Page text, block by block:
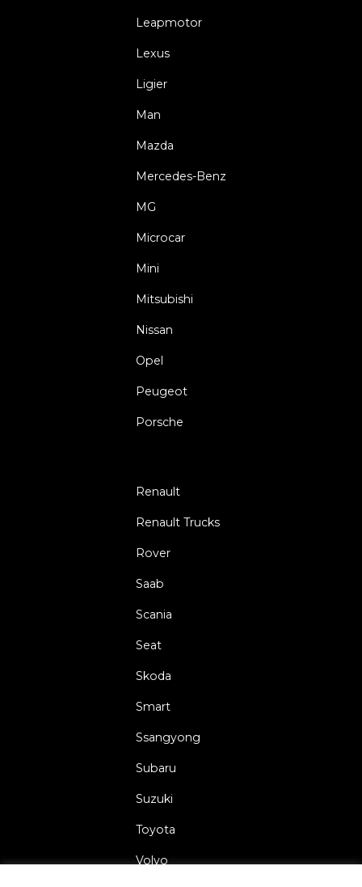
Leapmotor
Lexus
Ligier
Man
Mazda
Mercedes-Benz
MG
Microcar
Mini
Mitsubishi
Nissan
Opel
Peugeot
Porsche
Renault
Renault Trucks
Rover
Saab
Scania
Seat
Skoda
Smart
Ssangyong
Subaru
Suzuki
Toyota
Volvo